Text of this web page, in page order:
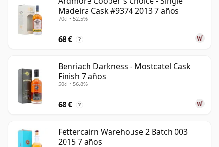
Madeira Cask #9374 2013 7 años
70cl • 52.5%
68 € ?
Benriach Darkness - Mostcatel Cask
Finish 7 años
50cl • 56.8%
68 € ?
Fettercairn Warehouse 2 Batch 003
2015 7 años